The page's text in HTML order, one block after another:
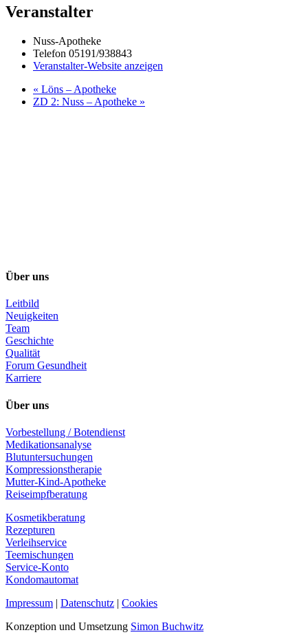
Veranstalter
Nuss-Apotheke
Telefon 05191/938843
Veranstalter-Website anzeigen
« Löns – Apotheke
ZD 2: Nuss – Apotheke »
Über uns
Leitbild
Neuigkeiten
Team
Geschichte
Qualität
Forum Gesundheit
Karriere
Über uns
Vorbestellung / Botendienst
Medikationsanalyse
Blutuntersuchungen
Kompressionstherapie
Mutter-Kind-Apotheke
Reiseimpfberatung
Kosmetikberatung
Rezepturen
Verleihservice
Teemischungen
Service-Konto
Kondomautomat
Impressum | Datenschutz | Cookies
Konzeption und Umsetzung Simon Buchwitz